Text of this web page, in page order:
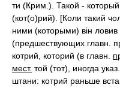
ти (Крим.). Такой -
(кот(о)рий). [Коли такий
ними (которыми) він ловив
(предшествующих главн.
котрий, которий (в главн.
мест. той (тот), иногда указ.
штани: котрий раньше